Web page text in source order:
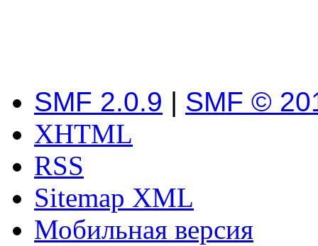
SMF 2.0.9 | SMF ©
XHTML
RSS
Sitemap XML
Мобильная версия